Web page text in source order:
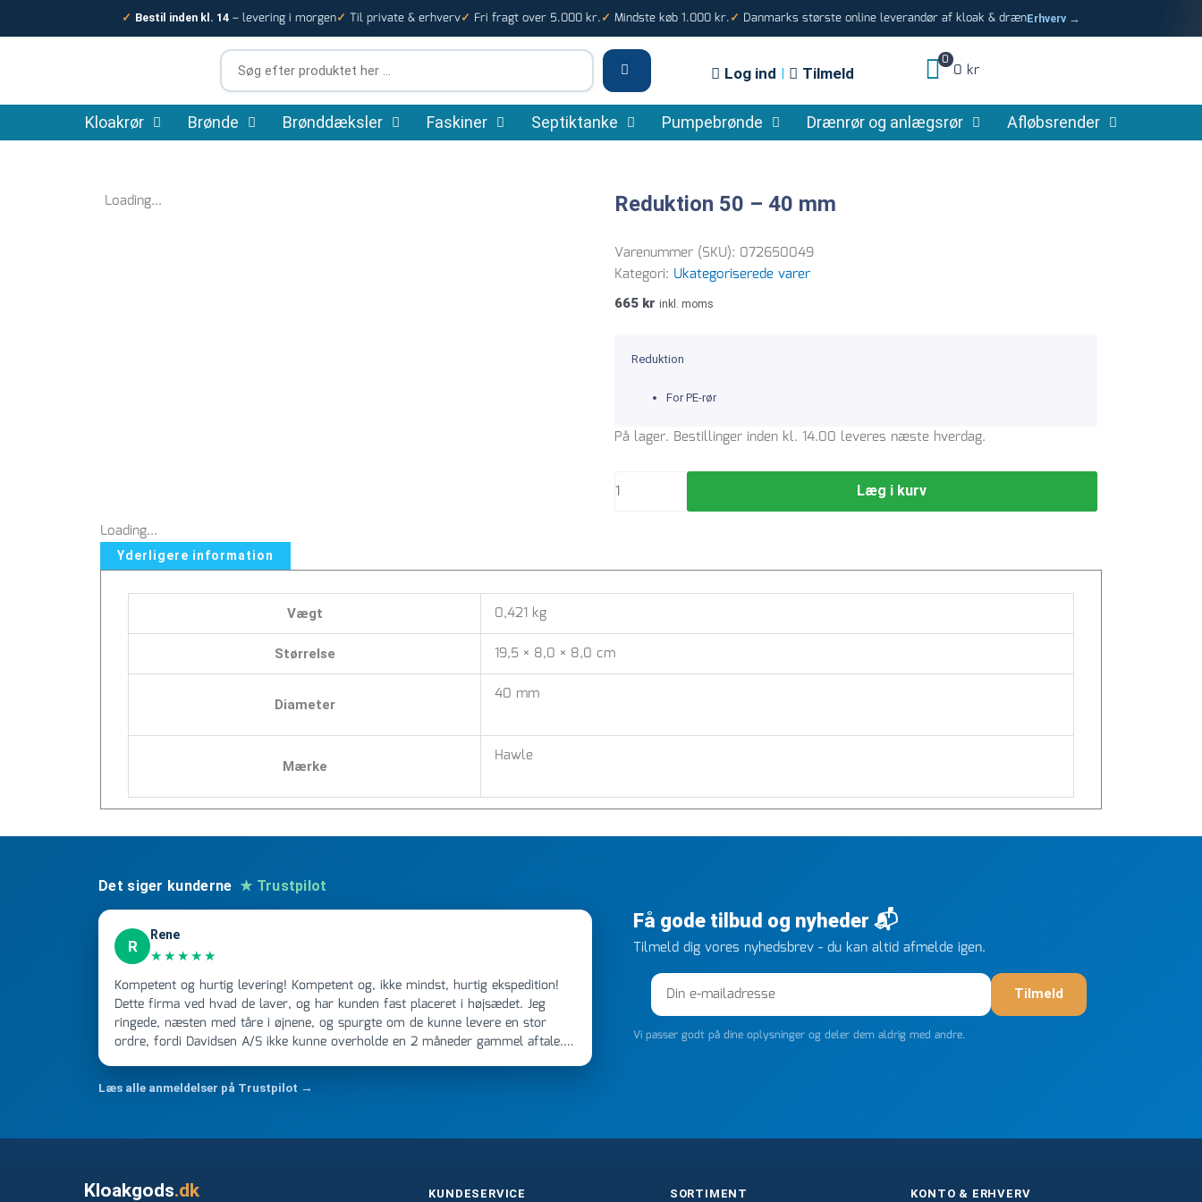
til
✓ Bestil inden kl. 14 – levering i morgen✓ Til private & erhverv✓ Fri fragt over 5.000 kr. ✓ Mindste køb 1.000 kr. ✓ Danmarks største online leverandør af kloak & drænErhverv →
Søg
efter
produktet
her
…
Log ind | Tilmeld
0
0 kr
Kloakrør Brønde Brønddæksler Faskiner Septiktanke Pumpebrønde Drænrør og anlægsrør Afløbsrender
Loading... Reduktion 50 – 40 mm
Varenummer (SKU): 072650049
Kategori: Ukategoriserede varer
665 kr inkl. moms
Reduktion
For PE-rør
På lager. Bestillinger inden kl. 14.00 leveres næste hverdag.
Reduktion
40
Læg i kurv
Loading...
Yderligere information
Vægt 0,421 kg
Størrelse 19,5 × 8,0 × 8,0 cm
Diameter 40 mm
Mærke Hawle
Det siger kunderne ★ Trustpilot
R
Rene
★★★★★
Kompetent og hurtig levering! Kompetent og, ikke mindst, hurtig ekspedition!
Dette firma ved hvad de laver, og har kunden fast placeret i højsædet. Jeg
ringede, næsten med tåre i øjnene, og spurgte om de kunne levere en stor
ordre, fordi Davidsen A/S ikke kunne overholde en 2 måneder gammel aftale.
ikke få armene ned, og næste gang jeg skal bruge noget, vil jeg ringe til dem
FØRST. De varmeste og venligste hilsner fra Rene
Læs alle anmeldelser på Trustpilot →
Få gode tilbud og nyheder 📬
Tilmeld dig vores nyhedsbrev - du kan altid afmelde igen.
Tilmeld
Vi passer godt på dine oplysninger og deler dem aldrig med andre.
Kloakgods.dk KUNDESERVICE SORTIMENT KONTO & ERHVERV